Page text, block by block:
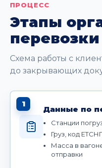
ПРОЦЕСС
Этапы
перевозки
Схема работы с
до закрывающих
1
Данные по
Станции
Груз, код
Масса в
отправки